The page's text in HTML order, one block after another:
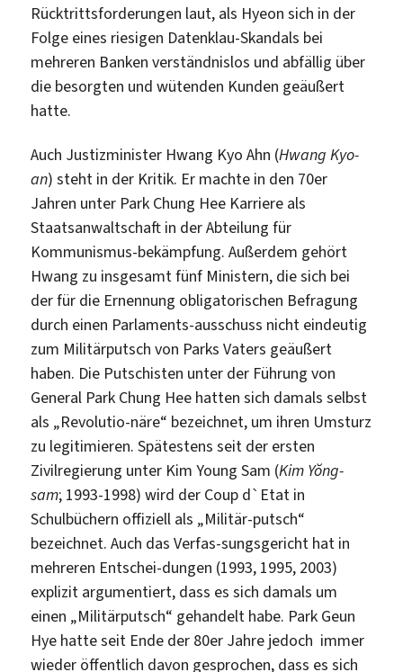
Rücktrittsforderungen laut, als Hyeon sich in der
Folge eines riesigen Datenklau-Skandals bei
mehreren Banken verständnislos und abfällig über
die besorgten und wütenden Kunden geäußert
hatte.
Auch Justizminister Hwang Kyo Ahn (Hwang Kyo-
an) steht in der Kritik. Er machte in den 70er
Jahren unter Park Chung Hee Karriere als
Staatsanwaltschaft in der Abteilung für
Kommunismus-bekämpfung. Außerdem gehört
Hwang zu insgesamt fünf Ministern, die sich bei
der für die Ernennung obligatorischen Befragung
durch einen Parlaments-ausschuss nicht eindeutig
zum Militärputsch von Parks Vaters geäußert
haben. Die Putschisten unter der Führung von
General Park Chung Hee hatten sich damals selbst
als „Revolutio-näre“ bezeichnet, um ihren Umsturz
zu legitimieren. Spätestens seit der ersten
Zivilregierung unter Kim Young Sam (Kim Yŏng-
sam; 1993-1998) wird der Coup d`Etat in
Schulbüchern offiziell als „Militär-putsch“
bezeichnet. Auch das Verfas-sungsgericht hat in
mehreren Entschei-dungen (1993, 1995, 2003)
explizit argumentiert, dass es sich damals um
einen „Militärputsch“ gehandelt habe. Park Geun
Hye hatte seit Ende der 80er Jahre jedoch immer
wieder öffentlich davon gesprochen, dass es sich